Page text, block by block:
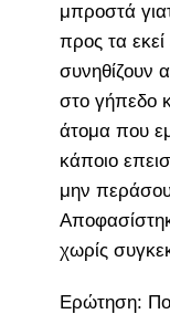
μπροστά
προς τα εκεί
συνηθίζουν
στο γήπεδο
άτομα που
κάποιο
μην
χωρίς
Ερώτηση: